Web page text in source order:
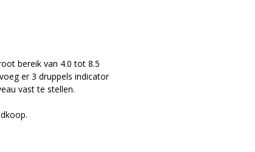
bereik van 4.0 tot 8.5
er 3 druppels indicator
vast te stellen.